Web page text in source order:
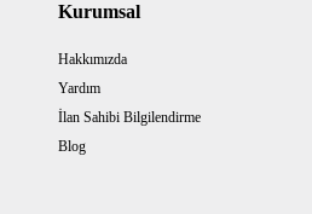
Kurumsal
Hakkımızda
Yardım
İlan Sahibi Bilgilendirme
Blog